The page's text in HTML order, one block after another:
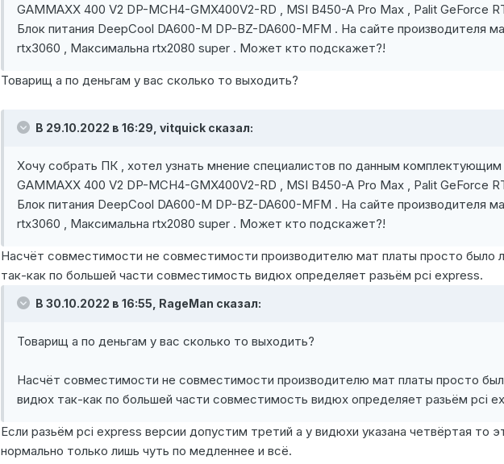
GAMMAXX 400 V2 DP-MCH4-GMX400V2-RD , MSI B450-A Pro Max , Palit GeForce
Блок питания DeepCool DA600-M DP-BZ-DA600-MFM . На сайте производителя
rtx3060 , Максимальна rtx2080 super . Может кто подскажет?!
Товарищ а по деньгам у вас сколько то выходить?
В 29.10.2022 в 16:29, vitquickсказал:
Хочу собрать ПК , хотел узнать мнение специалистов по данным комплектующим
GAMMAXX 400 V2 DP-MCH4-GMX400V2-RD , MSI B450-A Pro Max , Palit GeForce
Блок питания DeepCool DA600-M DP-BZ-DA600-MFM . На сайте производителя
rtx3060 , Максимальна rtx2080 super . Может кто подскажет?!
Насчёт совместимости не совместимости производителю мат платы просто было
так-как по большей части совместимость видюх определяет разьём pci express.
В 30.10.2022 в 16:55, RageMan сказал:
Товарищ а по деньгам у вас сколько то выходить?
Насчёт совместимости не совместимости производителю мат платы просто
видюх так-как по большей части совместимость видюх определяет разьём pci
Если разьём pci express версии допустим третий а у видюхи указана четвёртая
нормально только лишь чуть по медленнее и всё.